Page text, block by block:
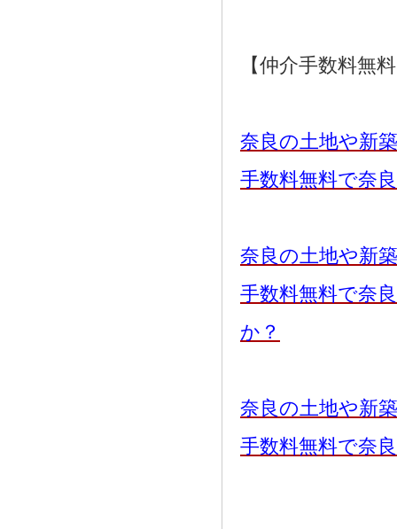
【仲介手数料無
奈良の土地や新
手数料無料で奈
奈良の土地や新
手数料無料で奈
か？
奈良の土地や新
手数料無料で奈